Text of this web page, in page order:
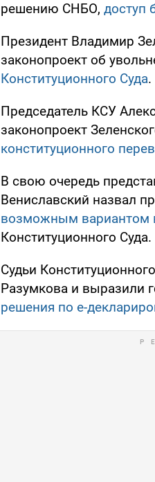
решению СНБО, доступ
Президент Владимир
законопроект об
Конституционного Суда.
Председатель КСУ
законопроект
конституционного
В свою очередь
Вениславский назвал
возможным вариантом
Конституционного Суда.
Судьи
Разумкова и выразили
решения по е-